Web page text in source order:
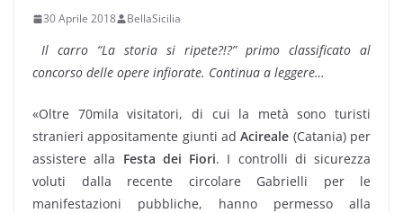
30 Aprile 2018 BellaSicilia
Il carro “La storia si ripete?!?” primo classificato al
concorso delle opere infiorate. Continua a leggere…
«Oltre 70mila visitatori, di cui la metà sono turisti
stranieri appositamente giunti adAcireale (Catania) per
assistere alla Festa dei Fiori. I controlli di sicurezza
voluti dalla recente circolare Gabrielli per le
manifestazioni pubbliche, hanno permesso alla